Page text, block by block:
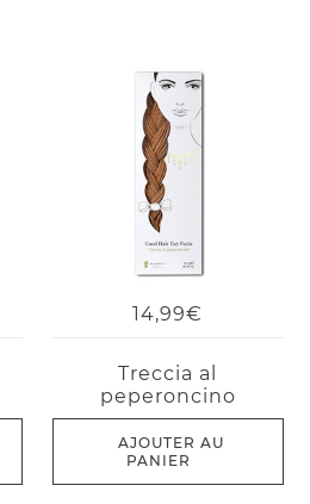
14,99€
Treccia al
peperoncino
AJOUTER AU
PANIER